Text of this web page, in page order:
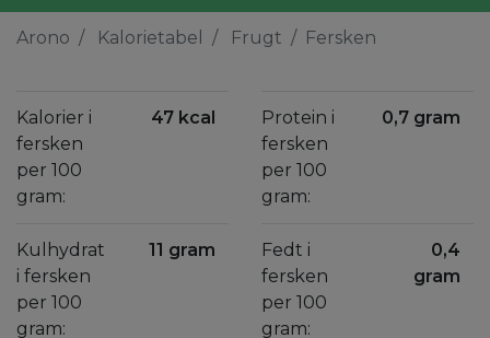
Arono Kalorietabel Frugt Fersken
Kalorier i
fersken
per 100
gram:
47 kcal
Kulhydrat
i fersken
per 100
gram:
11 gram
Protein i
fersken
per 100
gram:
0,7 gram
Fedt i
fersken
per 100
gram:
0,4
gram